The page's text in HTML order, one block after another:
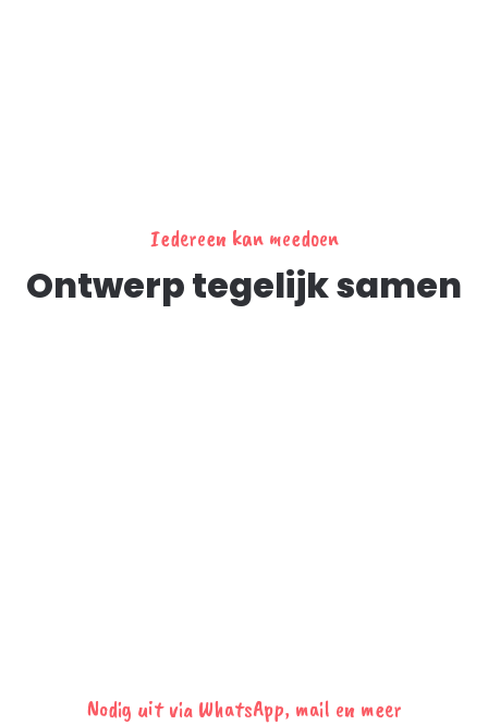
Iedereen kan meedoen
Ontwerp tegelijk samen
Nodig uit via WhatsApp, mail en meer